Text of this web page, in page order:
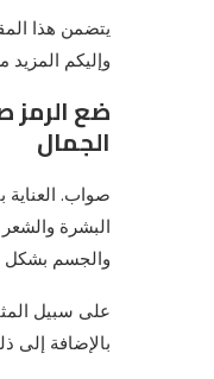
يتضمن هذا
وإليكم
ضع الرمز
الجمال
صواب.
البشرة والشعر
والجسم بشكل
على سبيل
بالإضافة